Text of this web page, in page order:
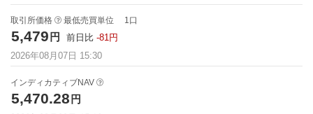
取引所価格 最低売買単位 1口
5,479 円 前日比 -81円
2026年08月07日 15:30
インディカティブNAV
5,470.28 円